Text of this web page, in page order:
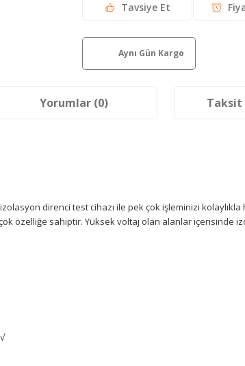
Tavsiye Et
Aynı Gün Kargo
Yorumlar (0) Taksit
direnci test cihazı ile pek çok işleminizi kolaylıkla
özelliğe sahiptir. Yüksek voltaj olan alanlar içerisinde
√